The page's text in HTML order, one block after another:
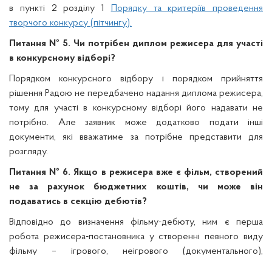
в пункті 2 розділу 1
Порядку та критеріїв проведення
творчого конкурсу (пітчингу).
Питання № 5. Чи потрібен диплом режисера для участі
в конкурсному відборі?
Порядком конкурсного відбору і порядком прийняття
рішення Радою не передбачено надання диплома режисера,
тому для участі в конкурсному відборі його надавати не
потрібно. Але заявник може додатково подати інші
документи, які вважатиме за потрібне представити для
розгляду.
Питання № 6. Якщо в режисера вже є фільм, створений
не за рахунок бюджетних коштів, чи може він
подаватись в секцію дебютів?
Відповідно до визначення фільму-дебюту, ним є перша
робота режисера-постановника у створенні певного виду
фільму – ігрового, неігрового (документального),